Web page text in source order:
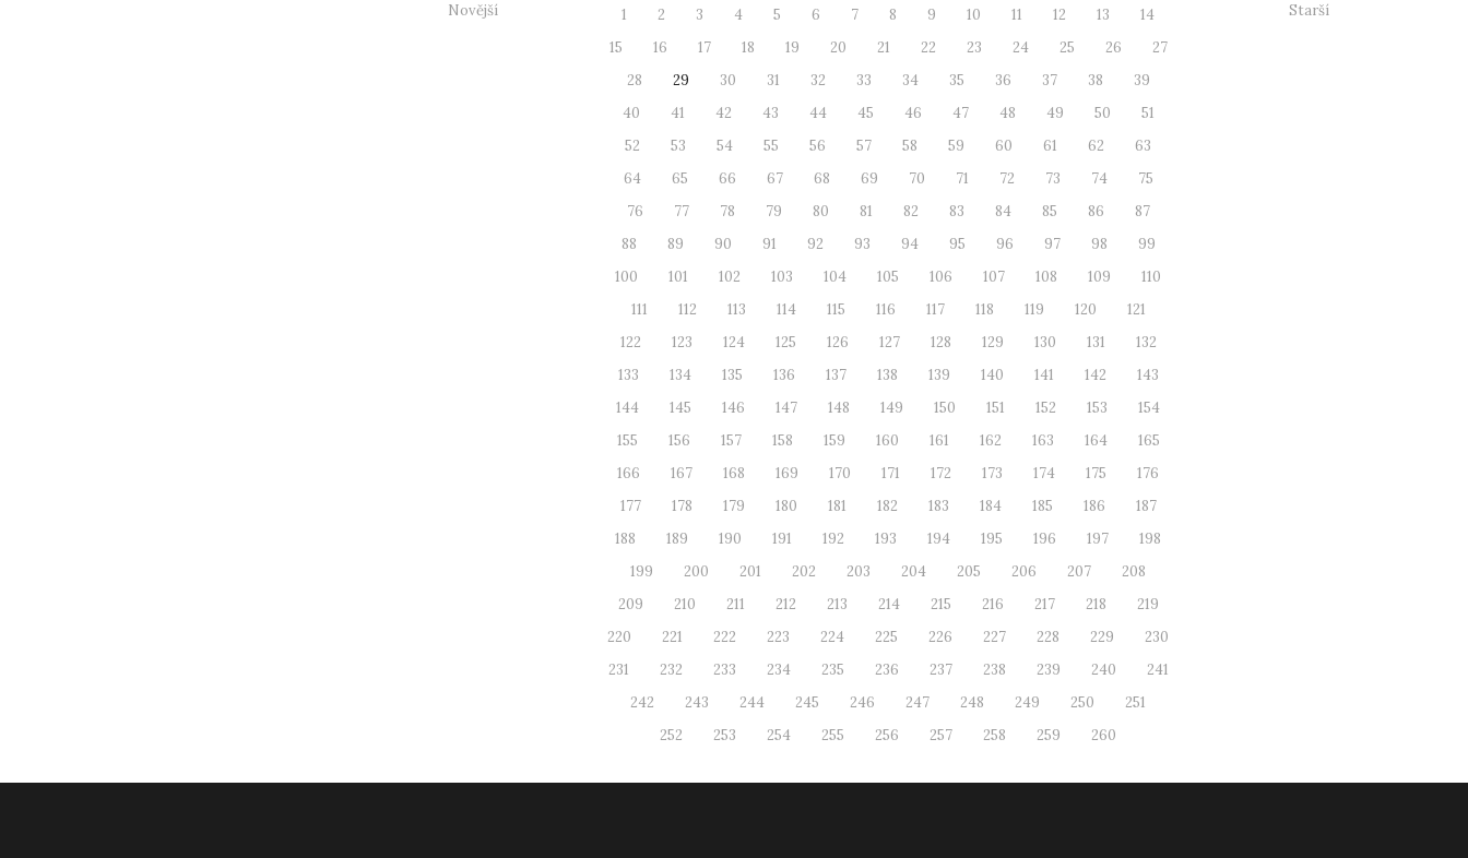
Novější 1 2 3 4 5 6 7 8 9 10 11 12 13
14
15
16 17 18 19 20 21 22 23 24 25 26
27
28
29 30 31 32 33 34 35 36 37 38
39
40
41 42 43 44 45 46 47 48 49 50
51
52
53 54 55 56 57 58 59 60 61 62
63
64
65 66 67 68 69 70 71 72 73 74
75
76
77 78 79 80 81 82 83 84 85 86
87
88
89 90 91 92 93 94 95 96 97 98
99
100
101 102 103 104 105 106 107 108 109
110
111
112 113 114 115 116 117 118 119 120
121
122
123 124 125 126 127 128 129 130 131
132
133
134 135 136 137 138 139 140 141 142
143
144
145 146 147 148 149 150 151 152 153
154
155
156 157 158 159 160 161 162 163 164
165
166
167 168 169 170 171 172 173 174 175
176
177
178 179 180 181 182 183 184 185 186
187
188
189 190 191 192 193 194 195 196 197
198
199
200 201 202 203 204 205 206 207
208
209
210 211 212 213 214 215 216 217 218
219
220
221 222 223 224 225 226 227 228 229
230
231
232 233 234 235 236 237 238 239 240
241
242
243 244 245 246 247 248 249 250
251
252
253 254 255 256 257 258 259 260
Starší